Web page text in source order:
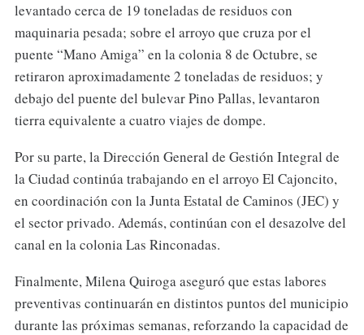
levantado cerca de 19 toneladas de residuos con
maquinaria pesada; sobre el arroyo que cruza por el
puente “Mano Amiga” en la colonia 8 de Octubre, se
retiraron aproximadamente 2 toneladas de residuos; y
debajo del puente del bulevar Pino Pallas, levantaron
tierra equivalente a cuatro viajes de dompe.
Por su parte, la Dirección General de Gestión Integral de
la Ciudad continúa trabajando en el arroyo El Cajoncito,
en coordinación con la Junta Estatal de Caminos (JEC) y
el sector privado. Además, continúan con el desazolve del
canal en la colonia Las Rinconadas.
Finalmente, Milena Quiroga aseguró que estas labores
preventivas continuarán en distintos puntos del municipio
durante las próximas semanas, reforzando la capacidad de